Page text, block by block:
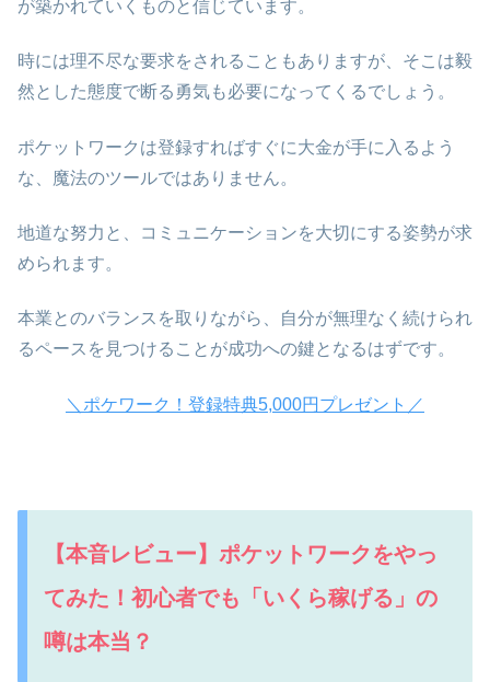
が築かれていくものと信じています。
時には理不尽な要求をされることもありますが、そこは毅
然とした態度で断る勇気も必要になってくるでしょう。
ポケットワークは登録すればすぐに大金が手に入るよう
な、魔法のツールではありません。
地道な努力と、コミュニケーションを大切にする姿勢が求
められます。
本業とのバランスを取りながら、自分が無理なく続けられ
るペースを見つけることが成功への鍵となるはずです。
＼ポケワーク！登録特典5,000円プレゼント／
【本音レビュー】ポケットワークをやっ
てみた！初心者でも「いくら稼げる」の
噂は本当？